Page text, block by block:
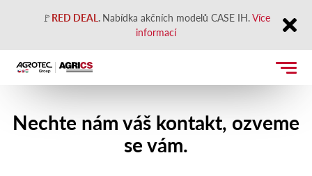
🚩RED DEAL. Nabídka akčních modelů CASE IH.Více
informací
Close
Nechte nám váš kontakt, ozveme
se vám.